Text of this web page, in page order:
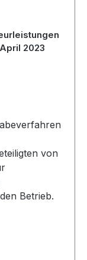
2023
von
Betrieb.